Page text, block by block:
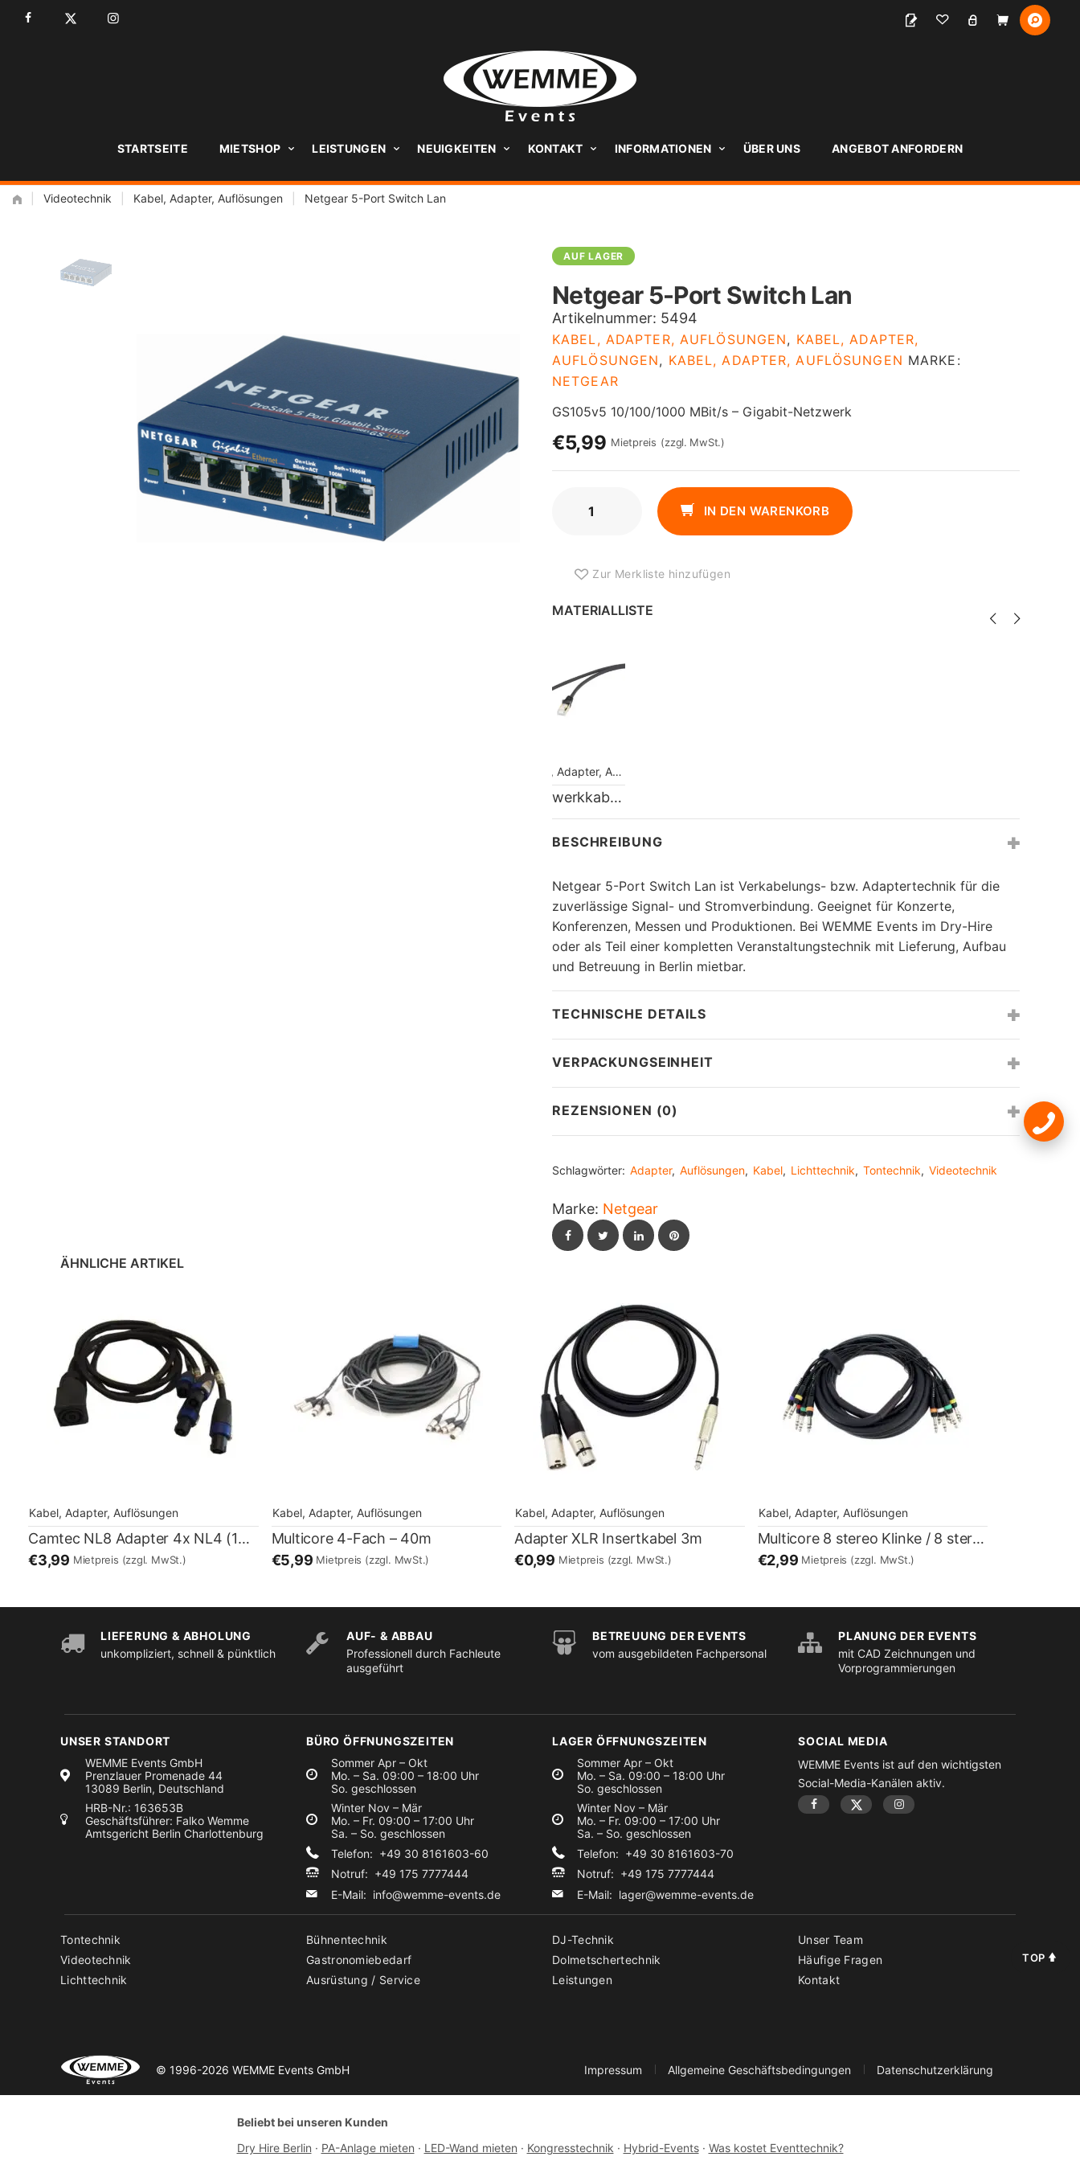
Zum
STARTSEITE MIETSHOP LEISTUNGEN NEUIGKEITEN KONTAKT INFORMATIONEN ÜBER UNS ANGEBOT ANFORDERN
Videotechnik Kabel, Adapter, Auflösungen Netgear 5-Port Switch Lan
AUF LAGER
Netgear 5-Port Switch Lan
Artikelnummer: 5494
KABEL, ADAPTER, AUFLÖSUNGEN, KABEL, ADAPTER,
AUFLÖSUNGEN, KABEL, ADAPTER, AUFLÖSUNGEN MARKE:
NETGEAR
GS105v5 10/100/1000 MBit/s – Gigabit-Netzwerk
€5,99 Mietpreis (zzgl. MwSt.)
LAN
IN DEN WARENKORB
Zur Merkliste hinzufügen
MATERIALLISTE
Kabel, Adapter, Auflösungen
Netzwerkkabel CAT 5e – 1,5m
BESCHREIBUNG
Netgear 5-Port Switch Lan ist Verkabelungs- bzw. Adaptertechnik für die
zuverlässige Signal- und Stromverbindung. Geeignet für Konzerte,
Konferenzen, Messen und Produktionen. Bei WEMME Events im Dry-Hire
oder als Teil einer kompletten Veranstaltungstechnik mit Lieferung, Aufbau
und Betreuung in Berlin mietbar.
TECHNISCHE DETAILS
VERPACKUNGSEINHEIT
REZENSIONEN (0)
Schlagwörter: Adapter, Auflösungen, Kabel, Lichttechnik, Tontechnik, Videotechnik
Marke: Netgear
FacebookTwitterLinkedInPinterest
ÄHNLICHE ARTIKEL
Kabel, Adapter, Auflösungen
Camtec NL8 Adapter 4x NL4 (1+1-)
€3,99 Mietpreis (zzgl. MwSt.)
Kabel, Adapter, Auflösungen
Multicore 4-Fach – 40m
€5,99 Mietpreis (zzgl. MwSt.)
Kabel, Adapter, Auflösungen
Adapter XLR Insertkabel 3m
€0,99 Mietpreis (zzgl. MwSt.)
Kabel, Adapter, Auflösungen
Multicore 8 stereo Klinke / 8 stereo Klinke / 3m
€2,99 Mietpreis (zzgl. MwSt.)
LIEFERUNG & ABHOLUNG
unkompliziert, schnell & pünktlich
AUF- & ABBAU
Professionell durch Fachleute
ausgeführt
BETREUUNG DER EVENTS
vom ausgebildeten Fachpersonal
PLANUNG DER EVENTS
mit CAD Zeichnungen und
Vorprogrammierungen
UNSER STANDORT
WEMME Events GmbH
Prenzlauer Promenade 44
13089 Berlin, Deutschland
HRB-Nr.: 163653B
Geschäftsführer: Falko Wemme
Amtsgericht Berlin Charlottenburg
BÜRO ÖFFNUNGSZEITEN
Sommer Apr – Okt
Mo. – Sa. 09:00 – 18:00 Uhr
So. geschlossen
Winter Nov – Mär
Mo. – Fr. 09:00 – 17:00 Uhr
Sa. – So. geschlossen
Telefon: +49 30 8161603-60
Notruf: +49 175 7777444
E-Mail: info@wemme-events.de
LAGER ÖFFNUNGSZEITEN
Sommer Apr – Okt
Mo. – Sa. 09:00 – 18:00 Uhr
So. geschlossen
Winter Nov – Mär
Mo. – Fr. 09:00 – 17:00 Uhr
Sa. – So. geschlossen
Telefon: +49 30 8161603-70
Notruf: +49 175 7777444
E-Mail: lager@wemme-events.de
SOCIAL MEDIA
WEMME Events ist auf den wichtigsten
Social-Media-Kanälen aktiv.
Tontechnik
Videotechnik
Lichttechnik
Bühnentechnik
Gastronomiebedarf
Ausrüstung / Service
DJ-Technik
Dolmetschertechnik
Leistungen
Unser Team
Häufige Fragen
Kontakt
© 1996-2026 WEMME Events GmbH Impressum Allgemeine Geschäftsbedingungen Datenschutzerklärung
TOP
Beliebt bei unseren Kunden
Dry Hire Berlin · PA-Anlage mieten · LED-Wand mieten · Kongresstechnik · Hybrid-Events· Was kostet Eventtechnik?